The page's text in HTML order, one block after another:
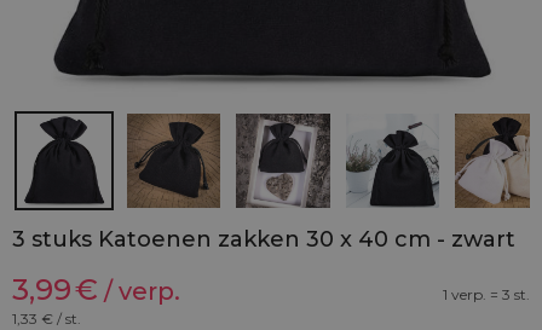
3 stuks Katoenen zakken 30 x 40 cm - zwart
3,99€ / verp.
1 verp. = 3 st.
1,33 € / st.